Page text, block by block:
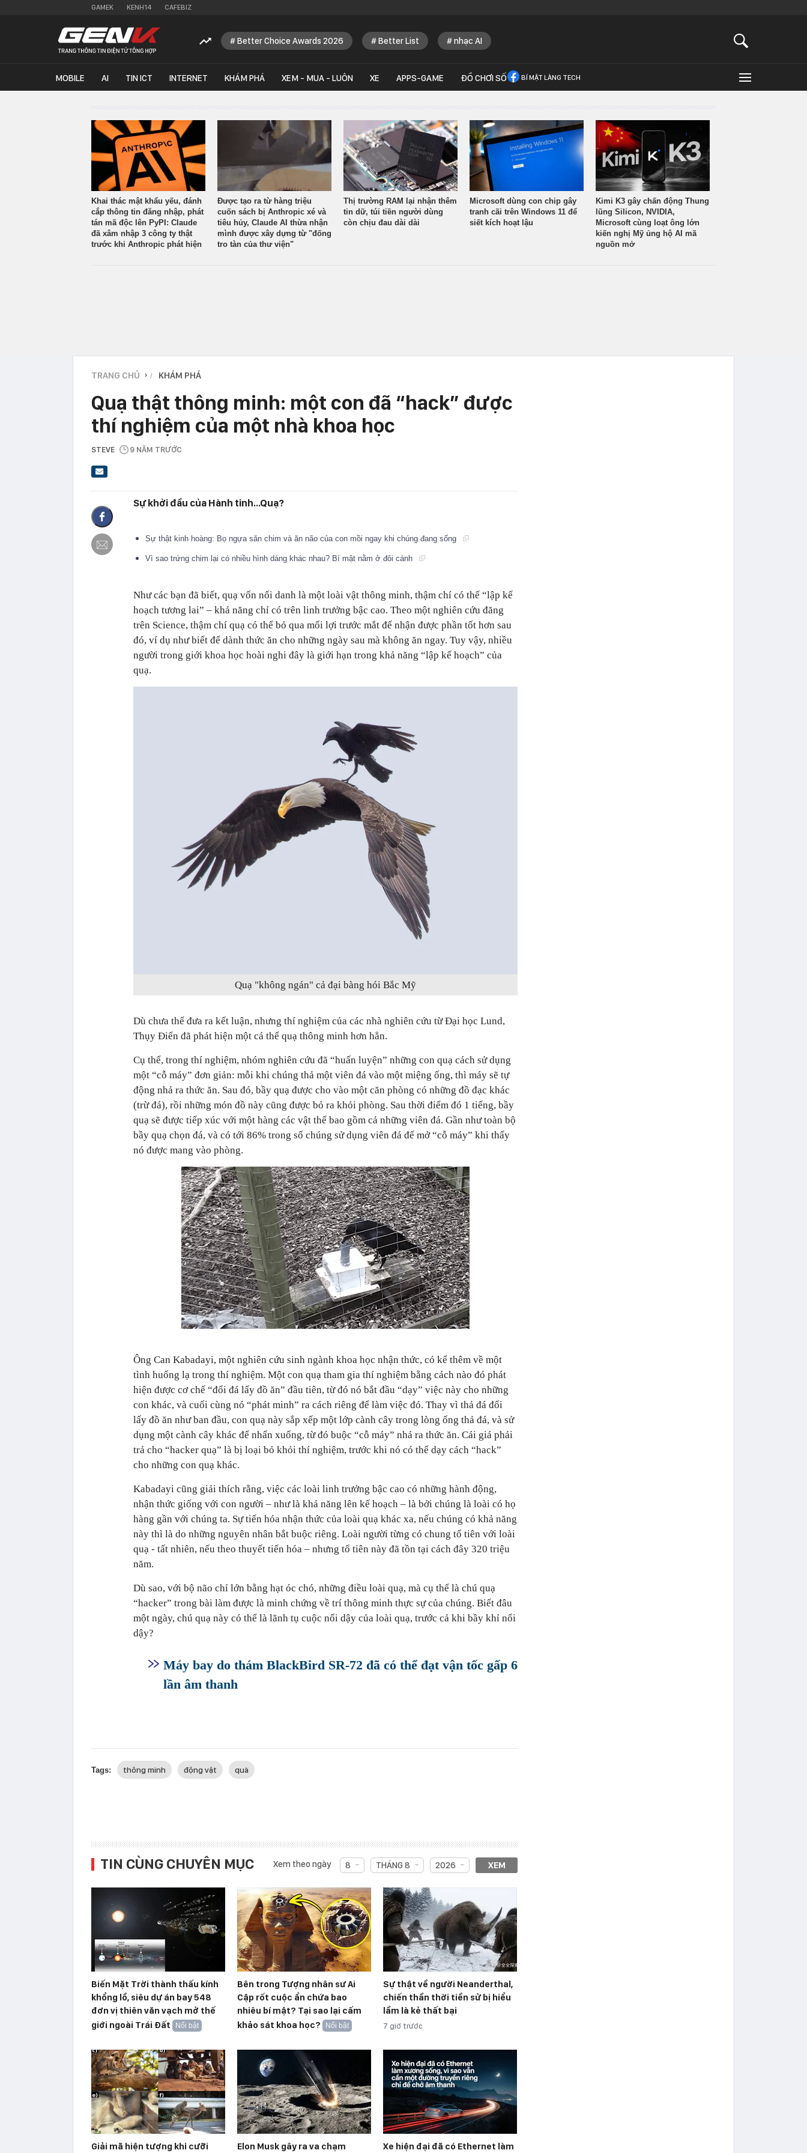
GAMEK KENH14 CAFEBIZ
Better Choice Awards 2026 Better List nhạc AI
MOBILE AI TIN ICT INTERNET KHÁM PHÁ XEM - MUA - LUÔN XE APPS-GAME ĐỒ CHƠI SỐ BÍ MẬT LÀNG TECH
Khai thác mật khẩu yếu, đánh
cắp thông tin đăng nhập, phát
tán mã độc lên PyPI: Claude
đã xâm nhập 3 công ty thật
trước khi Anthropic phát hiện
Được tạo ra từ hàng triệu
cuốn sách bị Anthropic xé và
tiêu hủy, Claude AI thừa nhận
mình được xây dựng từ "đống
tro tàn của thư viện"
Thị trường RAM lại nhận thêm
tin dữ, túi tiền người dùng
còn chịu đau dài dài
Microsoft dùng con chip gây
tranh cãi trên Windows 11 để
siết kích hoạt lậu
Kimi K3 gây chấn động Thung
lũng Silicon, NVIDIA,
Microsoft cùng loạt ông lớn
kiến nghị Mỹ ủng hộ AI mã
nguồn mở
TRANG CHỦ › KHÁM PHÁ
Quạ thật thông minh: một con đã “hack” được
thí nghiệm của một nhà khoa học
STEVE 9 NĂM TRƯỚC
Sự khởi đầu của Hành tinh...Quạ?
Sự thật kinh hoàng: Bọ ngựa săn chim và ăn não của con mồi ngay khi chúng đang sống
Vì sao trứng chim lại có nhiều hình dáng khác nhau? Bí mật nằm ở đôi cánh
Như các bạn đã biết, quạ vốn nổi danh là một loài vật thông minh, thậm chí có thể “lập kế
hoạch tương lai” – khả năng chỉ có trên linh trưởng bậc cao. Theo một nghiên cứu đăng
trên Science, thậm chí quạ có thể bỏ qua mối lợi trước mắt để nhận được phần tốt hơn sau
đó, ví dụ như biết để dành thức ăn cho những ngày sau mà không ăn ngay. Tuy vậy, nhiều
người trong giới khoa học hoài nghi đây là giới hạn trong khả năng “lập kế hoạch” của
quạ.
Quạ "không ngán" cả đại bàng hói Bắc Mỹ
Dù chưa thể đưa ra kết luận, nhưng thí nghiệm của các nhà nghiên cứu từ Đại học Lund,
Thụy Điển đã phát hiện một cá thể quạ thông minh hơn hẳn.
Cụ thể, trong thí nghiệm, nhóm nghiên cứu đã “huấn luyện” những con quạ cách sử dụng
một “cỗ máy” đơn giản: mỗi khi chúng thả một viên đá vào một miệng ống, thì máy sẽ tự
động nhả ra thức ăn. Sau đó, bầy quạ được cho vào một căn phòng có những đồ đạc khác
(trừ đá), rồi những món đồ này cũng được bỏ ra khỏi phòng. Sau thời điểm đó 1 tiếng, bầy
quạ sẽ được tiếp xúc với một hàng các vật thể bao gồm cả những viên đá. Gần như toàn bộ
bầy quạ chọn đá, và có tới 86% trong số chúng sử dụng viên đá để mở “cỗ máy” khi thấy
nó được mang vào phòng.
Ông Can Kabadayi, một nghiên cứu sinh ngành khoa học nhận thức, có kể thêm về một
tình huống lạ trong thí nghiệm. Một con quạ tham gia thí nghiệm bằng cách nào đó phát
hiện được cơ chế “đổi đá lấy đồ ăn” đầu tiên, từ đó nó bắt đầu “dạy” việc này cho những
con khác, và cuối cùng nó “phát minh” ra cách riêng để làm việc đó. Thay vì thả đá đổi
lấy đồ ăn như ban đầu, con quạ này sắp xếp một lớp cành cây trong lòng ống thả đá, và sử
dụng một cành cây khác để nhấn xuống, từ đó buộc “cỗ máy” nhả ra thức ăn. Cái giá phải
trả cho “hacker quạ” là bị loại bỏ khỏi thí nghiệm, trước khi nó có thể dạy cách “hack”
cho những con quạ khác.
Kabadayi cũng giải thích rằng, việc các loài linh trưởng bậc cao có những hành động,
nhận thức giống với con người – như là khả năng lên kế hoạch – là bởi chúng là loài có họ
hàng gần với chúng ta. Sự tiến hóa nhận thức của loài quạ khác xa, nếu chúng có khả năng
này thì là do những nguyên nhân bắt buộc riêng. Loài người từng có chung tổ tiên với loài
quạ - tất nhiên, nếu theo thuyết tiến hóa – nhưng tổ tiên này đã tồn tại cách đây 320 triệu
năm.
Dù sao, với bộ não chỉ lớn bằng hạt óc chó, những điều loài quạ, mà cụ thể là chú quạ
“hacker” trong bài làm được là minh chứng về trí thông minh thực sự của chúng. Biết đâu
một ngày, chú quạ này có thể là lãnh tụ cuộc nổi dậy của loài quạ, trước cả khi bầy khỉ nổi
dậy?
Máy bay do thám BlackBird SR-72 đã có thể đạt vận tốc gấp 6
lần âm thanh
Tags: thông minh động vật quà
TIN CÙNG CHUYÊN MỤC Xem theo ngày 8 THÁNG 8 2026 XEM
Biến Mặt Trời thành thấu kính
khổng lồ, siêu dự án bay 548
đơn vị thiên văn vạch mở thế
giới ngoài Trái Đất
Nổi bật
Bên trong Tượng nhân sư Ai
Cập rốt cuộc ẩn chứa bao
nhiêu bí mật? Tại sao lại cấm
khảo sát khoa học?
Nổi bật
Sự thật về người Neanderthal,
chiến thần thời tiền sử bị hiểu
lầm là kẻ thất bại
7 giờ trước
Giải mã hiện tượng khỉ cưỡi Elon Musk gây ra va chạm Xe hiện đại đã có Ethernet làm